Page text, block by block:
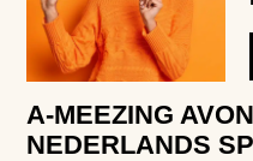
A-MEEZING
NEDERLANDS